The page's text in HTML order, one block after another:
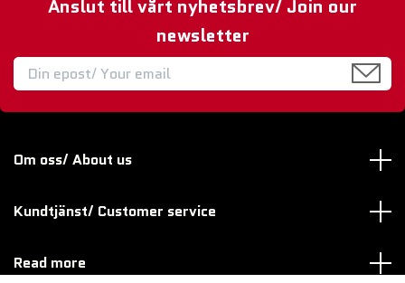
Anslut till vårt nyhetsbrev/ Join our
newsletter
Om oss/ About us
Kundtjänst/ Customer service
Read more